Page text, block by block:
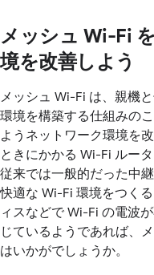
メッシュ Wi-Fi
境を改善しよう
メッシュ Wi-Fi は、親機
環境を構築する仕組みの
ようネットワーク環境を
ときにかかる Wi-Fi ルー
従来では一般的だった中
快適な Wi-Fi 環境をつく
ィスなどで Wi-Fi の電波
じているようであれば、
はいかがでしょうか。